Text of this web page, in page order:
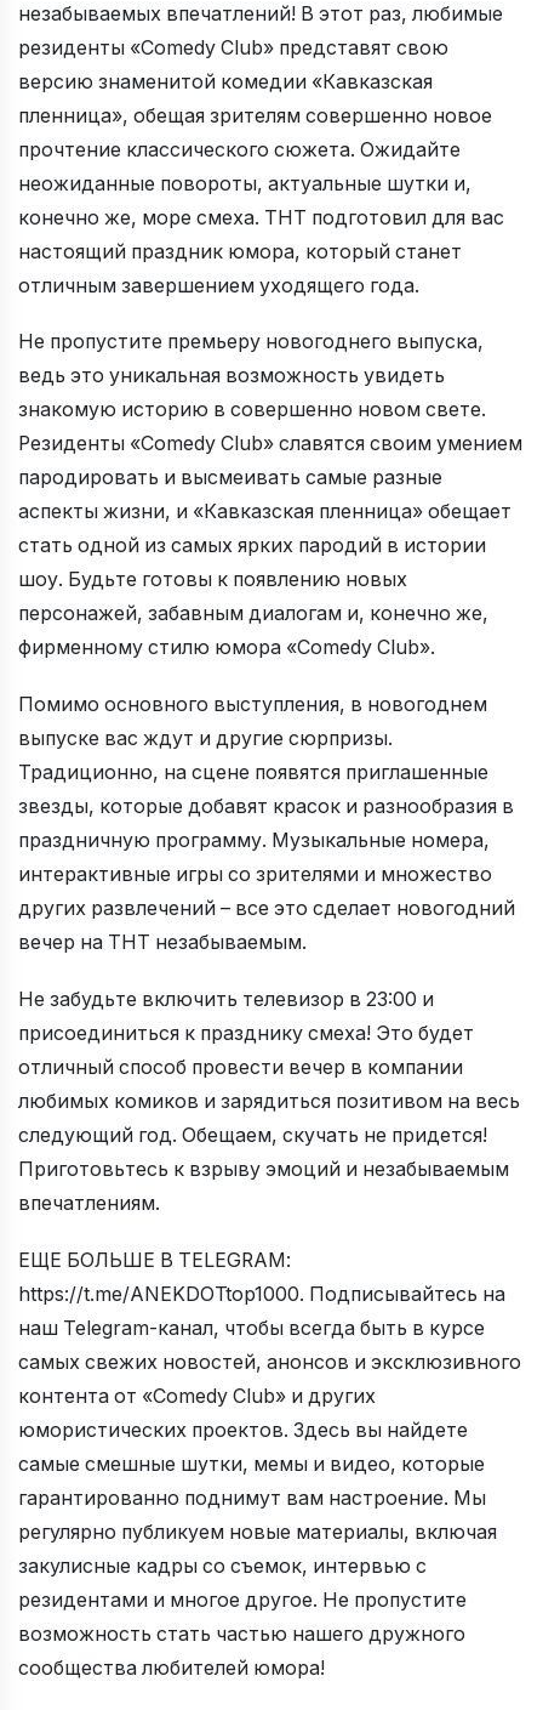
незабываемых впечатлений! В этот раз, любимые
резиденты «Comedy Club» представят свою
версию знаменитой комедии «Кавказская
пленница», обещая зрителям совершенно новое
прочтение классического сюжета. Ожидайте
неожиданные повороты, актуальные шутки и,
конечно же, море смеха. ТНТ подготовил для вас
настоящий праздник юмора, который станет
отличным завершением уходящего года.
Не пропустите премьеру новогоднего выпуска,
ведь это уникальная возможность увидеть
знакомую историю в совершенно новом свете.
Резиденты «Comedy Club» славятся своим умением
пародировать и высмеивать самые разные
аспекты жизни, и «Кавказская пленница» обещает
стать одной из самых ярких пародий в истории
шоу. Будьте готовы к появлению новых
персонажей, забавным диалогам и, конечно же,
фирменному стилю юмора «Comedy Club».
Помимо основного выступления, в новогоднем
выпуске вас ждут и другие сюрпризы.
Традиционно, на сцене появятся приглашенные
звезды, которые добавят красок и разнообразия в
праздничную программу. Музыкальные номера,
интерактивные игры со зрителями и множество
других развлечений – все это сделает новогодний
вечер на ТНТ незабываемым.
Не забудьте включить телевизор в 23:00 и
присоединиться к празднику смеха! Это будет
отличный способ провести вечер в компании
любимых комиков и зарядиться позитивом на весь
следующий год. Обещаем, скучать не придется!
Приготовьтесь к взрыву эмоций и незабываемым
впечатлениям.
ЕЩЕ БОЛЬШЕ В TELEGRAM:
https://t.me/ANEKDOTtop1000. Подписывайтесь на
наш Telegram-канал, чтобы всегда быть в курсе
самых свежих новостей, анонсов и эксклюзивного
контента от «Comedy Club» и других
юмористических проектов. Здесь вы найдете
самые смешные шутки, мемы и видео, которые
гарантированно поднимут вам настроение. Мы
регулярно публикуем новые материалы, включая
закулисные кадры со съемок, интервью с
резидентами и многое другое. Не пропустите
возможность стать частью нашего дружного
сообщества любителей юмора!